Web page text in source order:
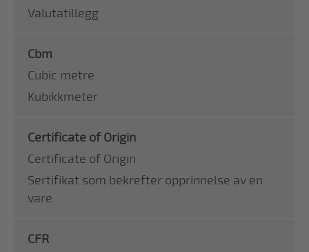
Valutatillegg
Cbm
Cubic metre
Kubikkmeter
Certificate of Origin
Certificate of Origin
Sertifikat som bekrefter opprinnelse av en
vare
CFR